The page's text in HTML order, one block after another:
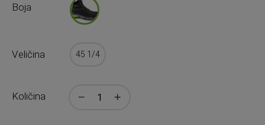
Boja
Veličina 45 1/4
Količina